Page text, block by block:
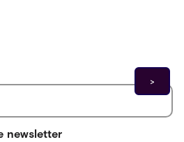
newsletter